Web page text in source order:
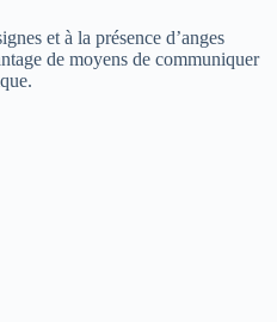
et à la présence d’anges
de moyens de communiquer